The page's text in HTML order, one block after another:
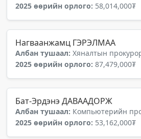
2025 өөрийн орлого: 58,014,000₮
Нагваанжамц ГЭРЭЛМАА
Албан тушаал: Хяналтын
2025 өөрийн орлого: 87,479,000₮
Бат-Эрдэнэ ДАВААДОРЖ
Албан тушаал: Компьютерийн
2025 өөрийн орлого: 53,162,000₮